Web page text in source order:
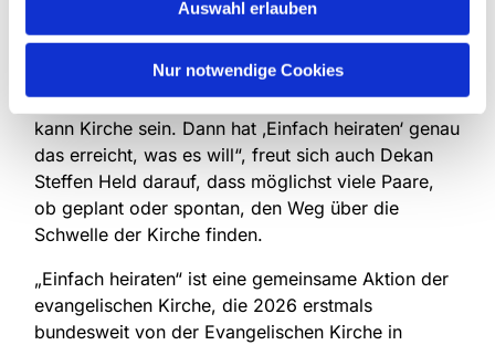
Auswahl erlauben
Nur notwendige Cookies
berühren.
„Wenn Paare am Ende dieses Tages sagen: Das
war leicht – und gleichzeitig bedeutungsvoll. So
kann Kirche sein. Dann hat ‚Einfach heiraten‘ genau
das erreicht, was es will“, freut sich auch Dekan
Steffen Held darauf, dass möglichst viele Paare,
ob geplant oder spontan, den Weg über die
Schwelle der Kirche finden.
„Einfach heiraten“ ist eine gemeinsame Aktion der
evangelischen Kirche, die 2026 erstmals
bundesweit von der Evangelischen Kirche in